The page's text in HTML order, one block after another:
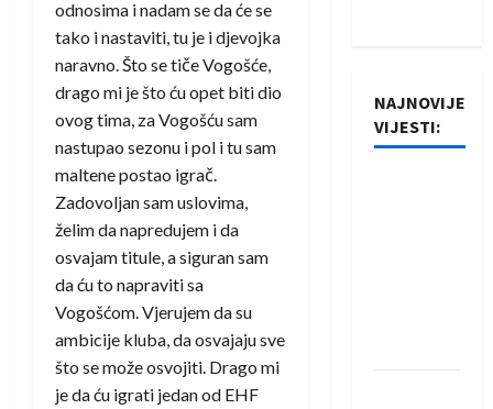
odnosima i nadam se da će se
tako i nastaviti, tu je i djevojka
naravno. Što se tiče Vogošće,
drago mi je što ću opet biti dio
ovog tima, za Vogošću sam
nastupao sezonu i pol i tu sam
maltene postao igrač.
Zadovoljan sam uslovima,
želim da napredujem i da
osvajam titule, a siguran sam
da ću to napraviti sa
Vogošćom. Vjerujem da su
ambicije kluba, da osvajaju sve
što se može osvojiti. Drago mi
je da ću igrati jedan od EHF
NAJNOVIJE
VIJESTI: